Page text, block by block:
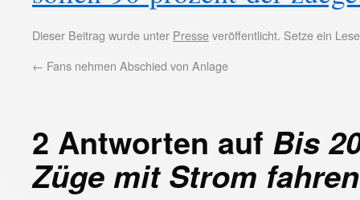
Dieser Beitrag wurde unter Presseveröffentlicht. Setze ein
← Fans nehmen Abschied von Anlage
2 Antworten auf Bis
Züge mit Strom fahren